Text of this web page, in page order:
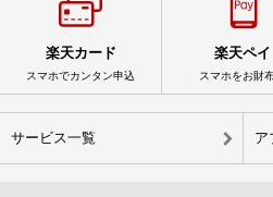
楽天カード
スマホでカンタン申込
楽天ペイ
スマホをお財
サービス一覧 ア